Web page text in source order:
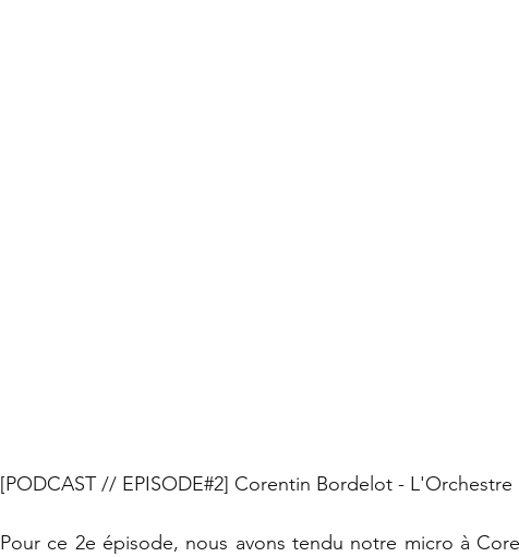
[PODCAST // EPISODE#2] Corentin Bordelot - L'Orchestre
Pour ce 2e épisode, nous avons tendu notre micro à